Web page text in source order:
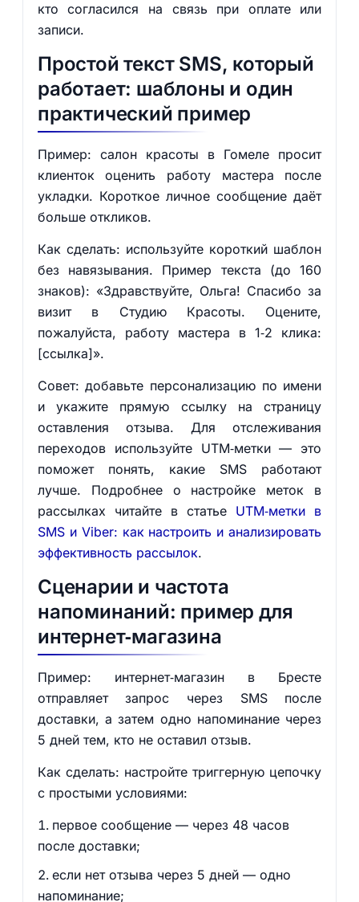
кто согласился на связь при оплате или
записи.
Простой текст SMS, который
работает: шаблоны и один
практический пример
Пример: салон красоты в Гомеле просит
клиенток оценить работу мастера после
укладки. Короткое личное сообщение даёт
больше откликов.
Как сделать: используйте короткий шаблон
без навязывания. Пример текста (до 160
знаков): «Здравствуйте, Ольга! Спасибо за
визит в Студию Красоты. Оцените,
пожалуйста, работу мастера в 1‑2 клика:
[ссылка]».
Совет: добавьте персонализацию по имени
и укажите прямую ссылку на страницу
оставления отзыва. Для отслеживания
переходов используйте UTM‑метки — это
поможет понять, какие SMS работают
лучше. Подробнее о настройке меток в
рассылках читайте в статье UTM‑метки в
SMS и Viber: как настроить и анализировать
эффективность рассылок.
Сценарии и частота
напоминаний: пример для
интернет‑магазина
Пример: интернет‑магазин в Бресте
отправляет запрос через SMS после
доставки, а затем одно напоминание через
5 дней тем, кто не оставил отзыв.
Как сделать: настройте триггерную цепочку
с простыми условиями:
первое сообщение — через 48 часов
после доставки;
если нет отзыва через 5 дней — одно
напоминание;